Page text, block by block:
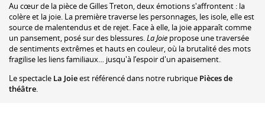
Au cœur de la pièce de Gilles Treton, deux émotions s'affrontent : la
colère et la joie. La première traverse les personnages, les isole, elle est
source de malentendus et de rejet. Face à elle, la joie apparaît comme
un pansement, posé sur des blessures.La Joie propose une traversée
de sentiments extrêmes et hauts en couleur, où la brutalité des mots
fragilise les liens familiaux… jusqu'à l’espoir d'un apaisement.
Le spectacle La Joieest référencé dans notre rubrique Pièces de
théâtre.